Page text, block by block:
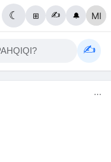
☾ ⊞ ✍️ 🔔
✍️
⋯